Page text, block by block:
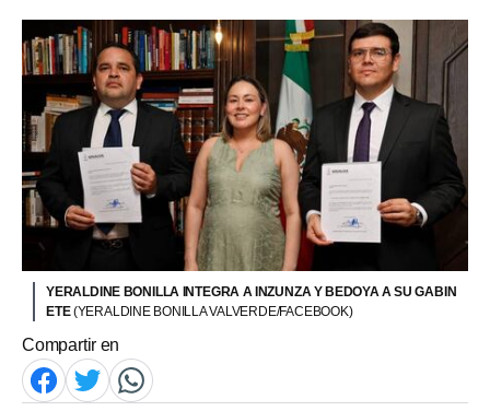
YERALDINE BONILLA INTEGRA A INZUNZA Y BEDOYA A SU GABIN
ETE(YERALDINE BONILLA VALVERDE/FACEBOOK)
Compartir en